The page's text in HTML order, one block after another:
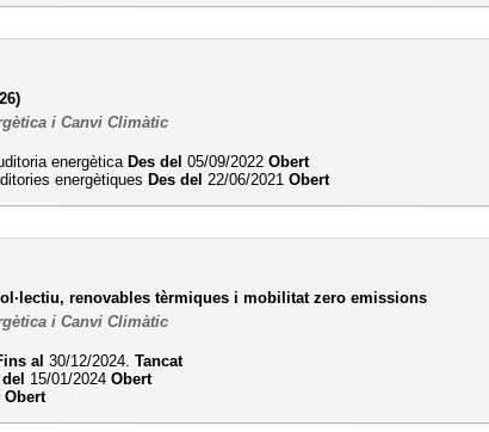
i Canvi Climàtic
energètica Des del 05/09/2022Obert
energètiques Des del 22/06/2021Obert
renovables tèrmiques i mobilitat zero emissions
i Canvi Climàtic
al 30/12/2024.Tancat
15/01/2024Obert
Obert